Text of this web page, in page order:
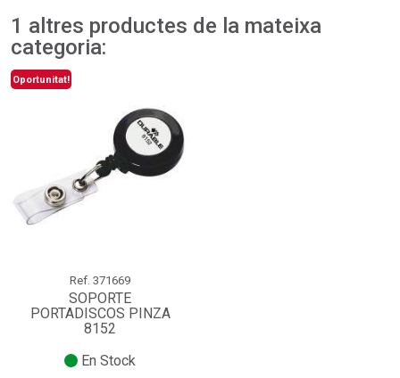
Cancel·lar Crear una llista de desitjos
Cancel·lar Connectar-se
1 altres productes de la mateixa
categoria:
Oportunitat!
Ref. 371669
SOPORTE
PORTADISCOS PINZA
8152
En Stock